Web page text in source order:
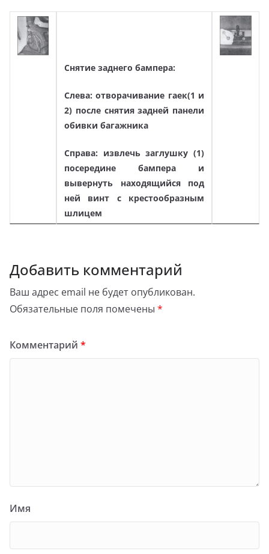
Снятие заднего бампера:
Слева: отворачивание гаек(1 и
2) после снятия задней панели
обивки багажника
Справа: извлечь заглушку (1)
посередине бампера и
вывернуть находящийся под
ней винт с крестообразным
шлицем
Добавить комментарий
Ваш адрес email не будет опубликован.
Обязательные поля помечены *
Комментарий *
Имя